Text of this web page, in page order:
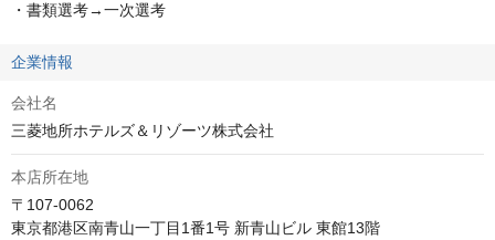
・書類選考→一次選考
企業情報
会社名
三菱地所ホテルズ＆リゾーツ株式会社
本店所在地
〒107-0062
東京都港区南青山一丁目1番1号 新青山ビル 東館13階